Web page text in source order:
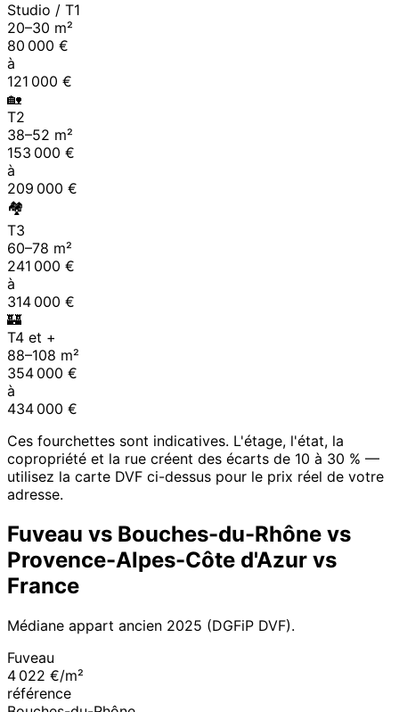
Studio / T1
20–30 m²
80 000 €
à
121 000 €
🏡
T2
38–52 m²
153 000 €
à
209 000 €
🏘
T3
60–78 m²
241 000 €
à
314 000 €
🏰
T4 et +
88–108 m²
354 000 €
à
434 000 €
Ces fourchettes sont indicatives. L'étage, l'état, la
copropriété et la rue créent des écarts de 10 à 30 % —
utilisez la carte DVF ci-dessus pour le prix réel de votre
adresse.
Fuveau vs Bouches-du-Rhône vs
Provence-Alpes-Côte d'Azur vs
France
Médiane appart ancien 2025 (DGFiP DVF).
Fuveau
4 022 €/m²
référence